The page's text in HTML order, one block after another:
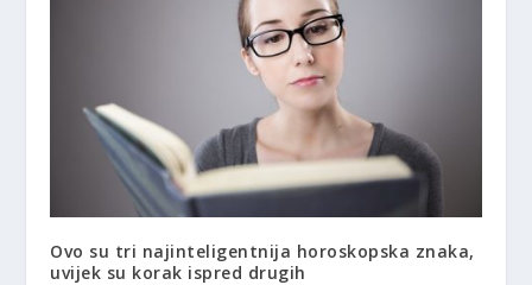
Ovo su tri najinteligentnija horoskopska znaka,
uvijek su korak ispred drugih